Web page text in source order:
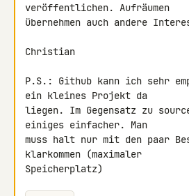
veröffentlichen. Aufräumen
übernehmen auch andere
Christian
P.S.: Github kann ich sehr
ein kleines Projekt da
liegen. Im Gegensatz zu
einiges einfacher. Man
muss halt nur mit den paar
klarkommen (maximaler
Speicherplatz)